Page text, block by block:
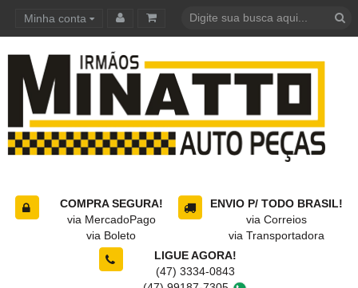
Minha conta
COMPRA SEGURA!
via MercadoPago
via Boleto
ENVIO P/ TODO BRASIL!
via Correios
via Transportadora
LIGUE AGORA!
(47) 3334-0843